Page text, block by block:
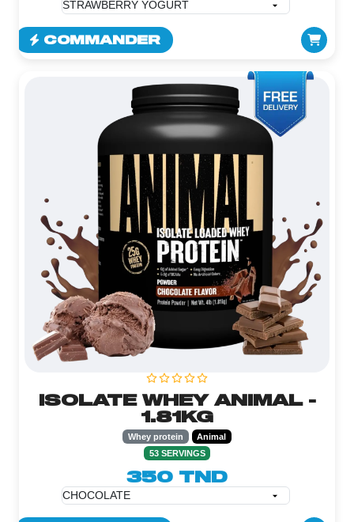
COMMANDER
ISOLATE WHEY ANIMAL -
1.81KG
Whey protein
Animal
53 SERVINGS
350 TND